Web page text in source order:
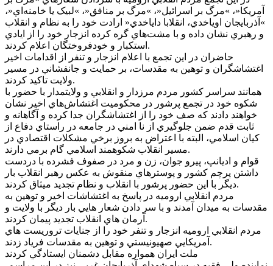
آمريکا«، »مرگ بر اسرائيل«، »مرگ بر منافق«، »لبيک يا خامنه‌اي«،
»آذربايجان اوياخدي، انقلابا داياخدي« ارادت خود را به نظام و انقلاب
و رهبري نشان داده و با مشت‌هاي گره کرده انزجار خود را از ايادي
استکبار و خودفروختگان اعلام کردند.
حاضران در اين تجمع با اعلام انزجار و تنفر از اقدامات اخير
اغتشاشگران و توهين به مقدسات، بر حمايت و جانفشاني در مسير
ولايت تاکيد کردند.
همانند سراسر کشور مردم مرزدار و انقلابي و ولايتمدار با حضور با
شکوه خود در تجمع پرشور در محکوميت اغتشاش‌هاي اخير نشان
خواهند دادند که صف خود را از اغتشاشگران جدا کرده و آگاهانه و
ثابت قدم ضمن جلوگيري از نا امني در جامعه در راستاي دفاع از
کيان اسلامي، البته با اعتراض به بروز برخي مشکلات اقتصادي در
مسير انقلاب شکوهمند اسلامي گام برمي دارند.
قوام و اديانپ، پيرو جوان، زن و مرد در صفوف فشرده با دردست
داشتن پرچم کشور و پوسترهاي منقوش به عکس رهبر انقلاب بار
ديگر با اين حضور پرشور با انقلاب و نظام تجديد ميثاق کردند.
مردم انقلابي اروميه در پاسخ به اغتشاشات اخير و توهين به
مقدسات به ميدان آمدند و با سر دادن شعار هايي بار ديگر با ولايت و
آرمان هاي انقلاب تجديد پيمان کردند.
مردم انقلابي اروميه انزجار و تنفر خود را از جنايات تروريست هاي
آمريکايي صهيونيستي و توهين به مقدسات فرياد زدند.
ملت ايران همواره مقابل دشمنان ايستادگي کردند